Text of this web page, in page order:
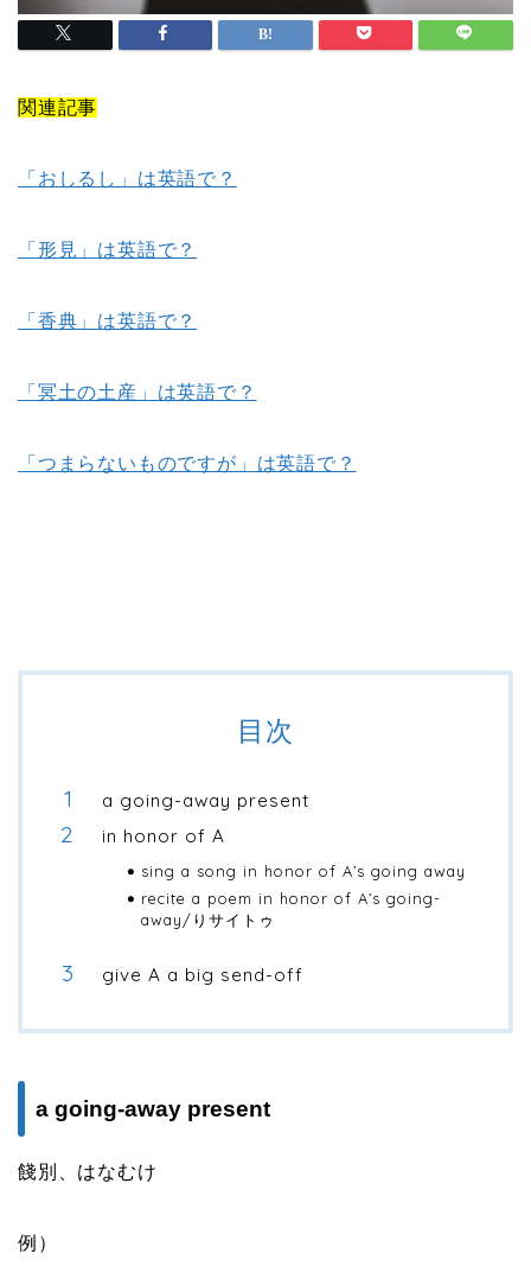
関連記事
「おしるし」は英語で？
「形見」は英語で？
「香典」は英語で？
「冥土の土産」は英語で？
「つまらないものですが」は英語で？
目次
a going-away present
in honor of A
sing a song in honor of A’s going away
recite a poem in honor of A’s going-
away/りサイトゥ
give A a big send-off
a going-away present
餞別、はなむけ
例）